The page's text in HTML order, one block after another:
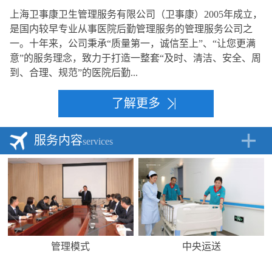
上海卫事康卫生管理服务有限公司（卫事康）2005年成立，
是国内较早专业从事医院后勤管理服务的管理服务公司之
一。十年来，公司秉承“质量第一，诚信至上”、“让您更满
意”的服务理念，致力于打造一整套“及时、清洁、安全、周
到、合理、规范”的医院后勤...
了解更多
服务内容services
管理模式 中央运送